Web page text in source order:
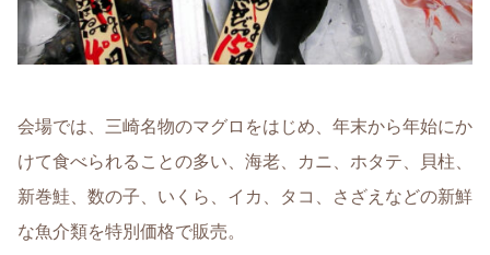
会場では、三崎名物のマグロをはじめ、年末から年始にか
けて食べられることの多い、海老、カニ、ホタテ、貝柱、
新巻鮭、数の子、いくら、イカ、タコ、さざえなどの新鮮
な魚介類を特別価格で販売。